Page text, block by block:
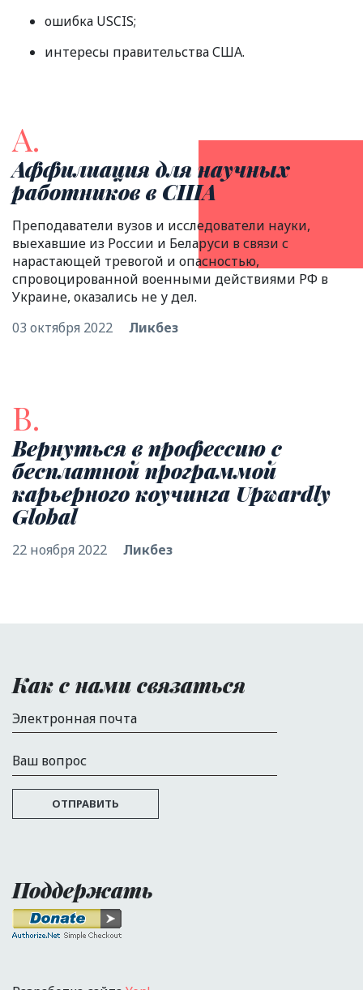
ошибка USCIS;
интересы правительства США.
А.
Аффилиация для научных
работников в США
Преподаватели вузов и исследователи науки,
выехавшие из России и Беларуси в связи с
нарастающей тревогой и опасностью,
спровоцированной военными действиями РФ в
Украине, оказались не у дел.
03 октября 2022
Ликбез
В.
Вернуться в профессию с
бесплатной программой
карьерного коучинга Upwardly
Global
22 ноября 2022 Ликбез
Как с нами связаться
Электронная почта
Ваш вопрос
ОТПРАВИТЬ
Поддержать